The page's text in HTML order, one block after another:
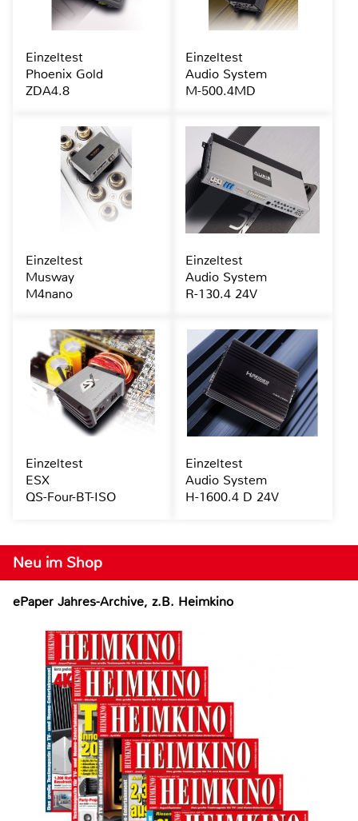
Neu im Shop
ePaper Jahres-Archive, z.B. Heimkino
Einzeltest
Phoenix Gold
ZDA4.8
Einzeltest
Audio System
M-500.4MD
Einzeltest
Musway
M4nano
Einzeltest
Audio System
R-130.4 24V
Einzeltest
ESX
QS-Four-BT-ISO
Einzeltest
Audio System
H-1600.4 D 24V